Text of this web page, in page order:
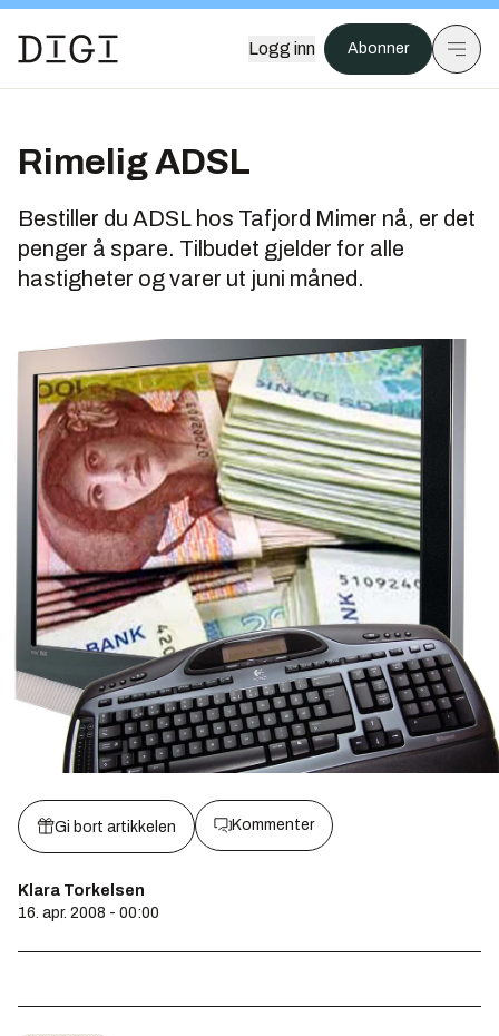
Logg inn Abonner
Rimelig ADSL
Bestiller du ADSL hos Tafjord Mimer nå, er det
penger å spare. Tilbudet gjelder for alle
hastigheter og varer ut juni måned.
Gi bort artikkelen Kommenter
Klara Torkelsen
16. apr. 2008 - 00:00